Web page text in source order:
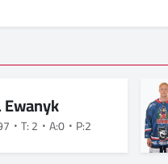
Ewanyk
T: 2 A:0 P:2